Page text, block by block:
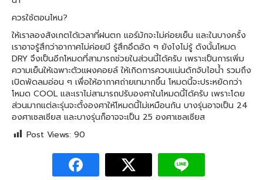
ควรใช้ตอนไหน?
ให้เราลองสังเกตได้เวลาที่ฝนตก แอร์มักจะไม่ค่อยเย็น และในบางครั้ง
เราอาจรู้สึกว่าอากาศไม่ค่อยมี รู้สึกอึดอัด ๆ ยังไงไม่รู้ ดังนั้นโหมด
DRY จึงเป็นอีกโหมดที่สามารถช่วยในส่วนนี้ได้ครับ เพราะเป็นการเพิ่ม
ความเย็นให้เฉพาะตัวแผงคอยล์ ให้เกิดการควบแน่นดักจับไอน้ำ รวมถึง
เปิดพัดลมอ่อน ๆ เพื่อให้อากาศถ่ายเทมากขึ้น โหมดนี้จะประหยัดกว่า
โหมด COOL และเราไม่สามารถปรับองศาในโหมดนี้ได้ครับ เพราะโดย
ส่วนมากแต่ละรุ่นจะตั้งองศาให้โหมดนี้ไม่เหมือนกัน บางรุ่นอาจเป็น 24
องศาเซลเซียส และบางรุ่นก็อาจจะเป็น 25 องศาเซลเซียส
Post Views: 90